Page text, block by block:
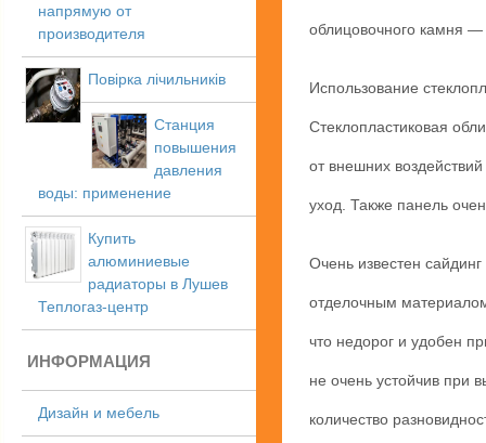
напрямую от
производителя
Повірка лічильників
Станция
повышения
давления
воды: применение
Купить
алюминиевые
радиаторы в Лушев
Теплогаз-центр
ИНФОРМАЦИЯ
Дизайн и мебель
облицовочного камня —
Использование
Стеклопластиковая
от внешних
уход. Также панель
Очень известен
отделочным
что недорог и удобен
не очень устойчив при
количество